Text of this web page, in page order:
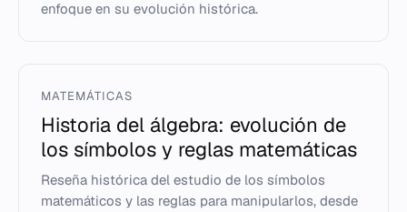
enfoque en su evolución histórica.
MATEMÁTICAS
Historia del álgebra: evolución de
los símbolos y reglas matemáticas
Reseña histórica del estudio de los símbolos
matemáticos y las reglas para manipularlos, desde